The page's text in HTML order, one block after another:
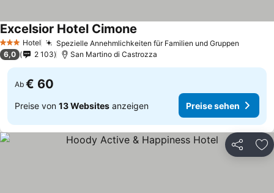
3 SterneHotel Spezielle Annehmlichkeiten für Familien und Gruppen
Excelsior Hotel Cimone
6,0 2 103 San Martino di Castrozza
Ab € 60
Preise von 13 Websites anzeigen Preise sehen
Teilen